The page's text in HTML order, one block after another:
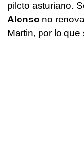
piloto asturiano.
Alonso no
Martin, por lo que